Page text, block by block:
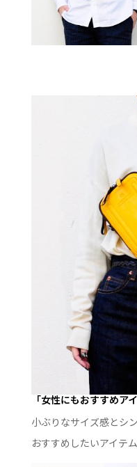
「女性にもおすすめア
小ぶりなサイズ感とシ
おすすめしたいアイテム